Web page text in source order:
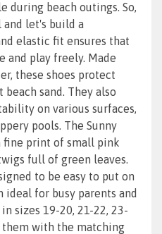
during beach outings. So,
let's build a
elastic fit ensures that
and play freely. Made
these shoes protect
sand. They also
on various surfaces,
pools. The Sunny
fine print of small pink
full of green leaves.
to be easy to put on
for busy parents and
sizes 19-20, 21-22, 23-
them with the matching